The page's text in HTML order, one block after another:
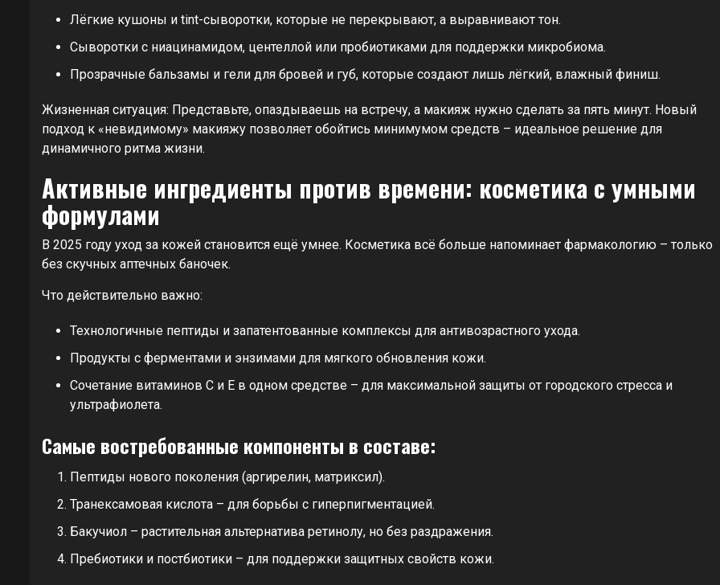
Лёгкие кушоны и tint-сыворотки, которые не перекрывают, а выравнивают тон.
Сыворотки с ниацинамидом, центеллой или пробиотиками для поддержки микробиома.
Прозрачные бальзамы и гели для бровей и губ, которые создают лишь лёгкий, влажный финиш.
Жизненная ситуация: Представьте, опаздываешь на встречу, а макияж нужно сделать за пять минут. Новый
подход к «невидимому» макияжу позволяет обойтись минимумом средств – идеальное решение для
динамичного ритма жизни.
Активные ингредиенты против времени: косметика с умными
формулами
В 2025 году уход за кожей становится ещё умнее. Косметика всё больше напоминает фармакологию – только
без скучных аптечных баночек.
Что действительно важно:
Технологичные пептиды и запатентованные комплексы для антивозрастного ухода.
Продукты с ферментами и энзимами для мягкого обновления кожи.
Сочетание витаминов C и E в одном средстве – для максимальной защиты от городского стресса и
ультрафиолета.
Самые востребованные компоненты в составе:
Пептиды нового поколения (аргирелин, матриксил).
Транексамовая кислота – для борьбы с гиперпигментацией.
Бакучиол – растительная альтернатива ретинолу, но без раздражения.
Пребиотики и постбиотики – для поддержки защитных свойств кожи.